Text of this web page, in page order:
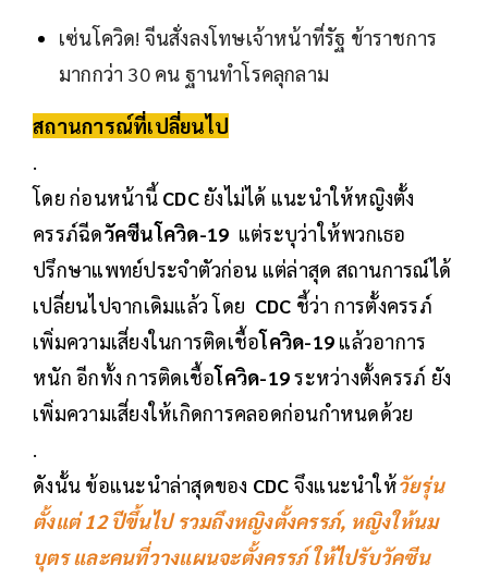
เซ่นโควิด! จีนสั่งลงโทษเจ้าหน้าที่รัฐ ข้าราชการ
มากกว่า 30 คน ฐานทำโรคลุกลาม
สถานการณ์ที่เปลี่ยนไป
.
โดย ก่อนหน้านี้CDCยังไม่ได้ แนะนำให้หญิงตั้ง
ครรภ์ฉีดวัคซีนโควิด-19 แต่ระบุว่าให้พวกเธอ
ปรึกษาแพทย์ประจำตัวก่อน แต่ล่าสุด สถานการณ์ได้
เปลี่ยนไปจากเดิมแล้ว โดย CDC ชี้ว่า การตั้งครรภ์
เพิ่มความเสี่ยงในการติดเชื้อโควิด-19 แล้วอาการ
หนัก อีกทั้ง การติดเชื้อโควิด-19ระหว่างตั้งครรภ์ ยัง
เพิ่มความเสี่ยงให้เกิดการคลอดก่อนกำหนดด้วย
.
ดังนั้น ข้อแนะนำล่าสุดของ CDC จึงแนะนำให้วัยรุ่น
ตั้งแต่ 12 ปีขึ้นไป รวมถึงหญิงตั้งครรภ์, หญิงให้นม
บุตร และคนที่วางแผนจะตั้งครรภ์ ให้ไปรับวัคซีน